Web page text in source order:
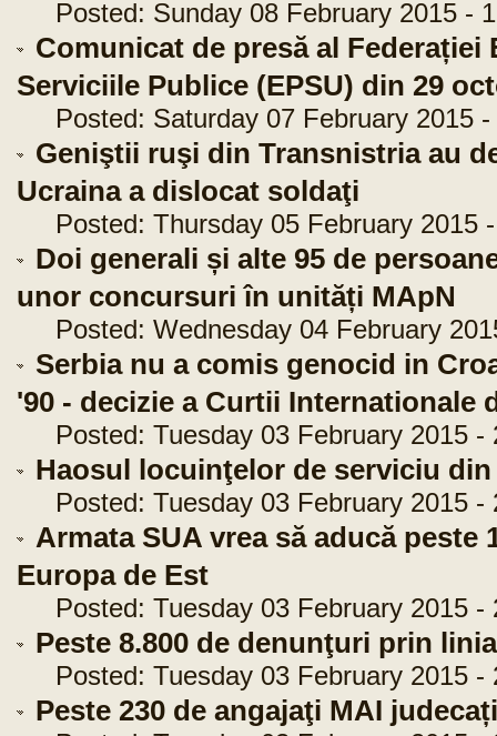
Posted: Sunday 08 February 2015 -
Comunicat de presă al
Serviciile Publice (EPSU) din 29
Posted: Saturday 07 February 2015 -
Geniştii ruşi din Transnistria au
Ucraina a dislocat soldaţi
Posted: Thursday 05 February 2015
Doi generali și alte 95 de
unor concursuri în unități MApN
Posted: Wednesday 04 February
Serbia nu a comis genocid in
'90 - decizie a Curtii Internationale
Posted: Tuesday 03 February 2015 -
Haosul locuinţelor de serviciu din
Posted: Tuesday 03 February 2015 -
Armata SUA vrea să aducă
Europa de Est
Posted: Tuesday 03 February 2015 -
Peste 8.800 de denunţuri prin
Posted: Tuesday 03 February 2015 -
Peste 230 de angajaţi MAI